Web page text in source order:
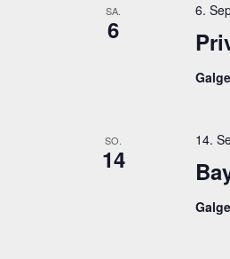
SA.
6
6.
SO.
14
14.